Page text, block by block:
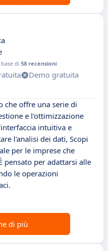
di 58 recensioni
Demo gratuita
che offre una serie di
e l'ottimizzazione
intuitiva e
l'analisi dei dati, Scopi
per le imprese che
pensato per adattarsi alle
le operazioni
di più